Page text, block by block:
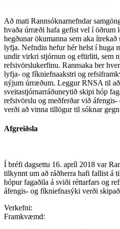
Að mati Rannsóknarnefndar
hvaða úrræði hafa gefist vel í öðrum
hegðunar ökumanna sem aka
lyfja. Nefndin hefur hér helst í huga
undir virkri stjórnun og eftirliti, sem
refsivörslukerfinu. Rannsaka ber
lyfja- og fíkniefnaakstri og
nýjum úrræðum. Leggur RNSA til
sveitastjórnarráðuneytið skipi hóp
refsivörslu og meðferðar við
verði að vinna tillögur til sóknar
Afgreiðsla
Í bréfi dagsettu 16. apríl 2018 var
tilkynnt um að ráðherra hafi fallist á
hópur fagaðila á sviði réttarfars og
áfengis- og fíkniefnasýki verði
Verkefni:
Framkvæmd: